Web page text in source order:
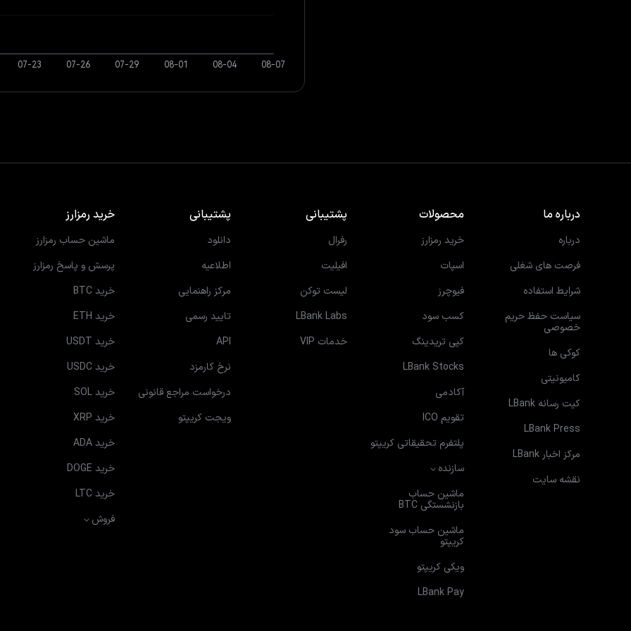
درباره ما
درباره
فرصت های شغلی
شرایط استفاده
سیاست حفظ حریم
خصوصی
کوکی ها
کامیونیتی
کیت رسانه LBank
LBank Press
مرکز اخبار LBank
نقشه سایت
محصولات
خرید رمزارز
اسپات
فیوچرز
کسب سود
کپی تریدینگ
LBank Stocks
آکادمی
تقویم ICO
پلتفرم تحقیقاتی کریپتو
سازنده
ماشین حساب
بازنشستگی BTC
ماشین حساب سود
کریپتو
ویکی کریپتو
LBank Pay
پشتیبانی
رفرال
افیلیت
لیست توکن
LBank Labs
خدمات VIP
پشتیبانی
دانلود
اطلاعیه
مرکز راهنمایی
تایید رسمی
API
نرخ کارمزد
درخواست مراجع قانونی
ویجت کریپتو
خرید رمزارز
ماشین حساب رمزارز
پرسش و پاسخ رمزارز
خرید BTC
خرید ETH
خرید USDT
خرید USDC
خرید SOL
خرید XRP
خرید ADA
خرید DOGE
خرید LTC
فروش